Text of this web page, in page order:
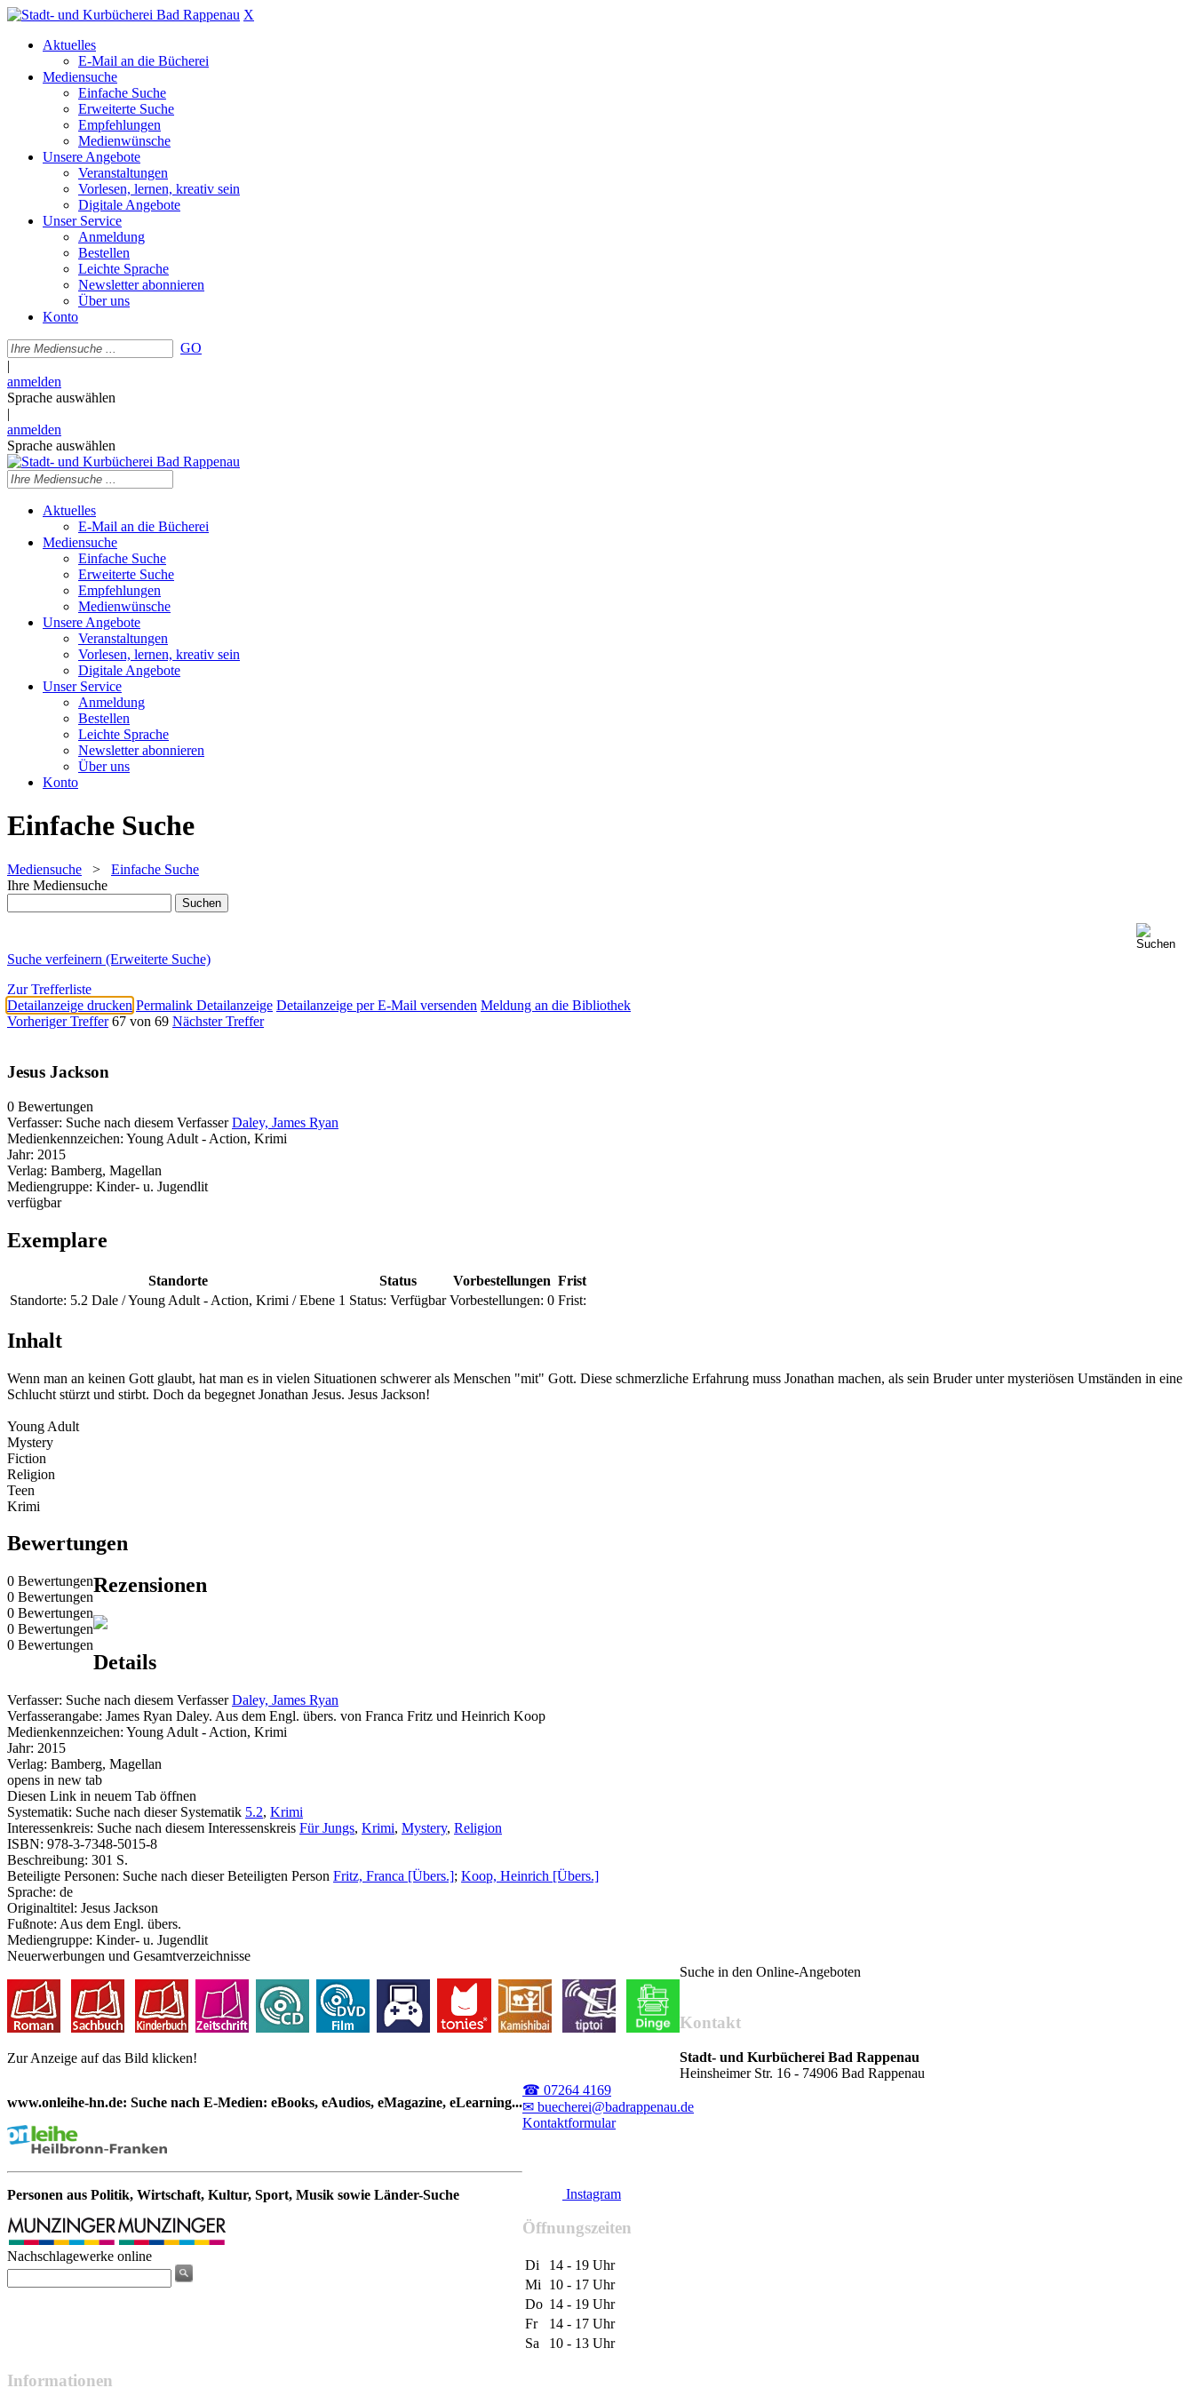
X
Aktuelles
E-Mail an die Bücherei
Mediensuche
Einfache Suche
Erweiterte Suche
Empfehlungen
Medienwünsche
Unsere Angebote
Veranstaltungen
Vorlesen, lernen, kreativ sein
Digitale Angebote
Unser Service
Anmeldung
Bestellen
Leichte Sprache
Newsletter abonnieren
Über uns
Konto
GO
|
anmelden
Sprache auswählen
|
anmelden
Sprache auswählen
Aktuelles
E-Mail an die Bücherei
Mediensuche
Einfache Suche
Erweiterte Suche
Empfehlungen
Medienwünsche
Unsere Angebote
Veranstaltungen
Vorlesen, lernen, kreativ sein
Digitale Angebote
Unser Service
Anmeldung
Bestellen
Leichte Sprache
Newsletter abonnieren
Über uns
Konto
Einfache Suche
Mediensuche > Einfache Suche
Ihre Mediensuche
Suche verfeinern (Erweiterte Suche)
Zur Trefferliste
Detailanzeige drucken Permalink Detailanzeige Detailanzeige per E-Mail versenden Meldung an die Bibliothek
Vorheriger Treffer 67 von 69 Nächster Treffer
Jesus Jackson
0 Bewertungen
Verfasser: Suche nach diesem Verfasser Daley, James Ryan
Medienkennzeichen: Young Adult - Action, Krimi
Jahr: 2015
Verlag: Bamberg, Magellan
Mediengruppe: Kinder- u. Jugendlit
verfügbar
Exemplare
Standorte Status Vorbestellungen Frist
Standorte: 5.2 Dale / Young Adult - Action, Krimi / Ebene 1 Status: Verfügbar Vorbestellungen: 0 Frist:
Inhalt
Wenn man an keinen Gott glaubt, hat man es in vielen Situationen schwerer als Menschen "mit" Gott. Diese schmerzliche Erfahrung muss Jonathan machen, als sein Bruder unter mysteriösen Umständen in eine
Schlucht stürzt und stirbt. Doch da begegnet Jonathan Jesus. Jesus Jackson!
Young Adult
Mystery
Fiction
Religion
Teen
Krimi
Bewertungen
0 Bewertungen
0 Bewertungen
0 Bewertungen
0 Bewertungen
0 Bewertungen
Rezensionen
Details
Verfasser: Suche nach diesem Verfasser Daley, James Ryan
Verfasserangabe: James Ryan Daley. Aus dem Engl. übers. von Franca Fritz und Heinrich Koop
Medienkennzeichen: Young Adult - Action, Krimi
Jahr: 2015
Verlag: Bamberg, Magellan
opens in new tab
Diesen Link in neuem Tab öffnen
Systematik: Suche nach dieser Systematik 5.2, Krimi
Interessenkreis: Suche nach diesem Interessenskreis Für Jungs, Krimi, Mystery, Religion
ISBN: 978-3-7348-5015-8
Beschreibung: 301 S.
Beteiligte Personen: Suche nach dieser Beteiligten Person Fritz, Franca [Übers.]; Koop, Heinrich [Übers.]
Sprache: de
Originaltitel: Jesus Jackson
Fußnote: Aus dem Engl. übers.
Mediengruppe: Kinder- u. Jugendlit
Neuerwerbungen und Gesamtverzeichnisse
Zur Anzeige auf das Bild klicken!
Suche in den Online-Angeboten
www.onleihe-hn.de: Suche nach E-Medien: eBooks, eAudios, eMagazine, eLearning...
Personen aus Politik, Wirtschaft, Kultur, Sport, Musik sowie Länder-Suche
Nachschlagewerke online
Kontakt
Stadt- und Kurbücherei Bad Rappenau
Heinsheimer Str. 16 - 74906 Bad Rappenau
☎ 07264 4169
✉ buecherei@badrappenau.de
Kontaktformular
Instagram
Öffnungszeiten
Di
14 - 19 Uhr
Mi
10 - 17 Uhr
Do 14 - 19 Uhr
Fr
14 - 17 Uhr
Sa
10 - 13 Uhr
Informationen